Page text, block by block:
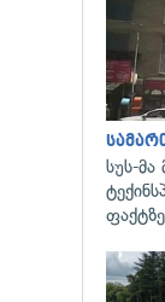
სუს-მა